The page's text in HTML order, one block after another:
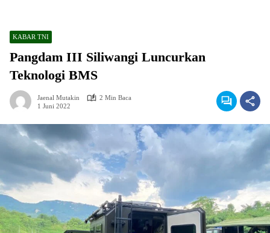
KABAR TNI
Pangdam III Siliwangi Luncurkan
Teknologi BMS
Jaenal Mutakin
2 Min Baca
1 Juni 2022